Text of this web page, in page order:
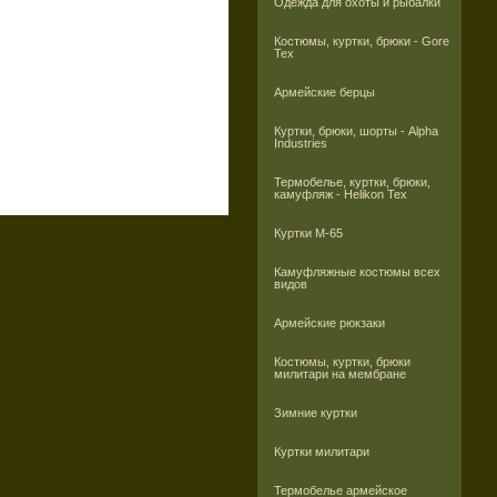
Костюмы, куртки, брюки - Gore
Tex
Армейские берцы
Куртки, брюки, шорты - Alpha
Industries
Термобелье, куртки, брюки,
камуфляж - Helikon Tex
Куртки M-65
Камуфляжные костюмы всех
видов
Армейские рюкзаки
Костюмы, куртки, брюки
милитари на мембране
Зимние куртки
Куртки милитари
Термобелье армейское